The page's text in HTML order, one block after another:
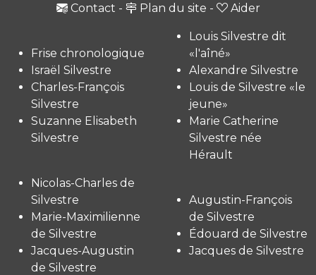
Contact - Plan du site - Aider
Frise chronologique
Israël Silvestre
Charles-François
Silvestre
Suzanne Elisabeth
Silvestre
Louis Silvestre dit
«l'aîné»
Alexandre Silvestre
Louis de Silvestre «le
jeune»
Marie Catherine
Silvestre née
Hérault
Nicolas-Charles de
Silvestre
Marie-Maximilienne
de Silvestre
Jacques-Augustin
de Silvestre
Augustin-François
de Silvestre
Édouard de Silvestre
Jacques de Silvestre